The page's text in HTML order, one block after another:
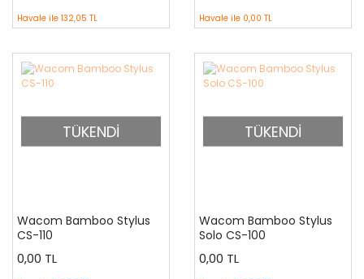
Havale ile 132,05 TL Havale ile 0,00 TL
TÜKENDİ
Wacom Bamboo Stylus
CS-110
0,00 TL
TÜKENDİ
Wacom Bamboo Stylus
Solo CS-100
0,00 TL